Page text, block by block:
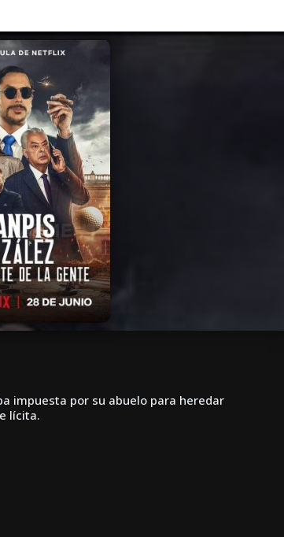
impuesta por su abuelo para heredar
lícita.